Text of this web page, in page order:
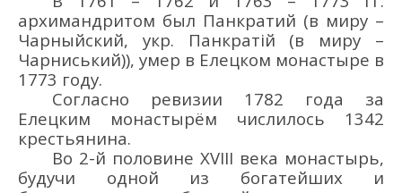
архимандритом был Панкратий (в миру –
Чарныйский, укр. Панкратій (в миру –
Чарниський)), умер в Елецком монастыре в
1773 году.
Согласно ревизии 1782 года за
Елецким монастырём числилось 1342
крестьянина.
Во 2-й половине XVIII века монастырь,
будучи одной из богатейших и